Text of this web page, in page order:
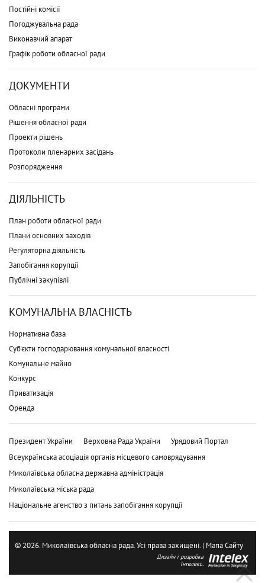
Постійні комісії
Погоджувальна рада
Виконавчий апарат
Графік роботи обласної ради
ДОКУМЕНТИ
Обласні програми
Рішення обласної ради
Проекти рішень
Протоколи пленарних засідань
Розпорядження
ДІЯЛЬНІСТЬ
План роботи обласної ради
Плани основних заходів
Регуляторна діяльність
Запобігання корупції
Публічні закупівлі
КОМУНАЛЬНА ВЛАСНІСТЬ
Нормативна база
Суб'єкти господарювання комунальної власності
Комунальне майно
Конкурс
Приватизація
Оренда
Президент України Верховна Рада України
Урядовий Портал
Всеукраїнська асоціація органів місцевого самоврядування
Миколаївська обласна державна адміністрація
Миколаївська міська рада
Національне агенство з питань запобігання корупції
© 2026. Миколаївська обласна рада. Усі права захищені. | Мапа Сайту
Дизайн і розробка
Інтелекс.